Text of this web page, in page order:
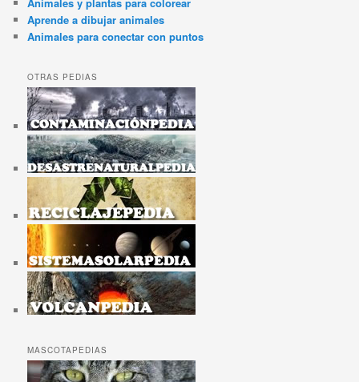
Animales y plantas para colorear
Aprende a dibujar animales
Animales para conectar con puntos
OTRAS PEDIAS
MASCOTAPEDIAS